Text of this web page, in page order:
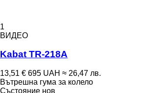
1
ВИДЕО
Kabat TR-218A
13,51 € 695 UAH ≈ 26,47 лв.
Вътрешна гума за колело
Състояние нов